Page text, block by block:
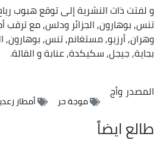
و لفتت ذات النشرية إلى توقع هبوب
تنس, بوهارون, الجزائر ودلس, مع ترقب
وهران, أرزيو, مستغانم, تنس, بوهارون,
بجاية, جيجل, سكيكدة, عنابة و القالة.
المصدروأج
موجة حر أمطار رعدية
طالع ايضاً